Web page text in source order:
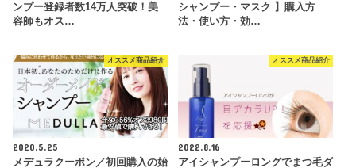
ンプー登録者数14万人突破！美
容師もオス…
シャンプー・マスク 】購入方
法・使い方・効…
オススメ商品紹介
2020.5.25
メデュラクーポン／初回購入の始
オススメ商品紹介
2022.8.16
アイシャンプーロングでまつ毛ダ